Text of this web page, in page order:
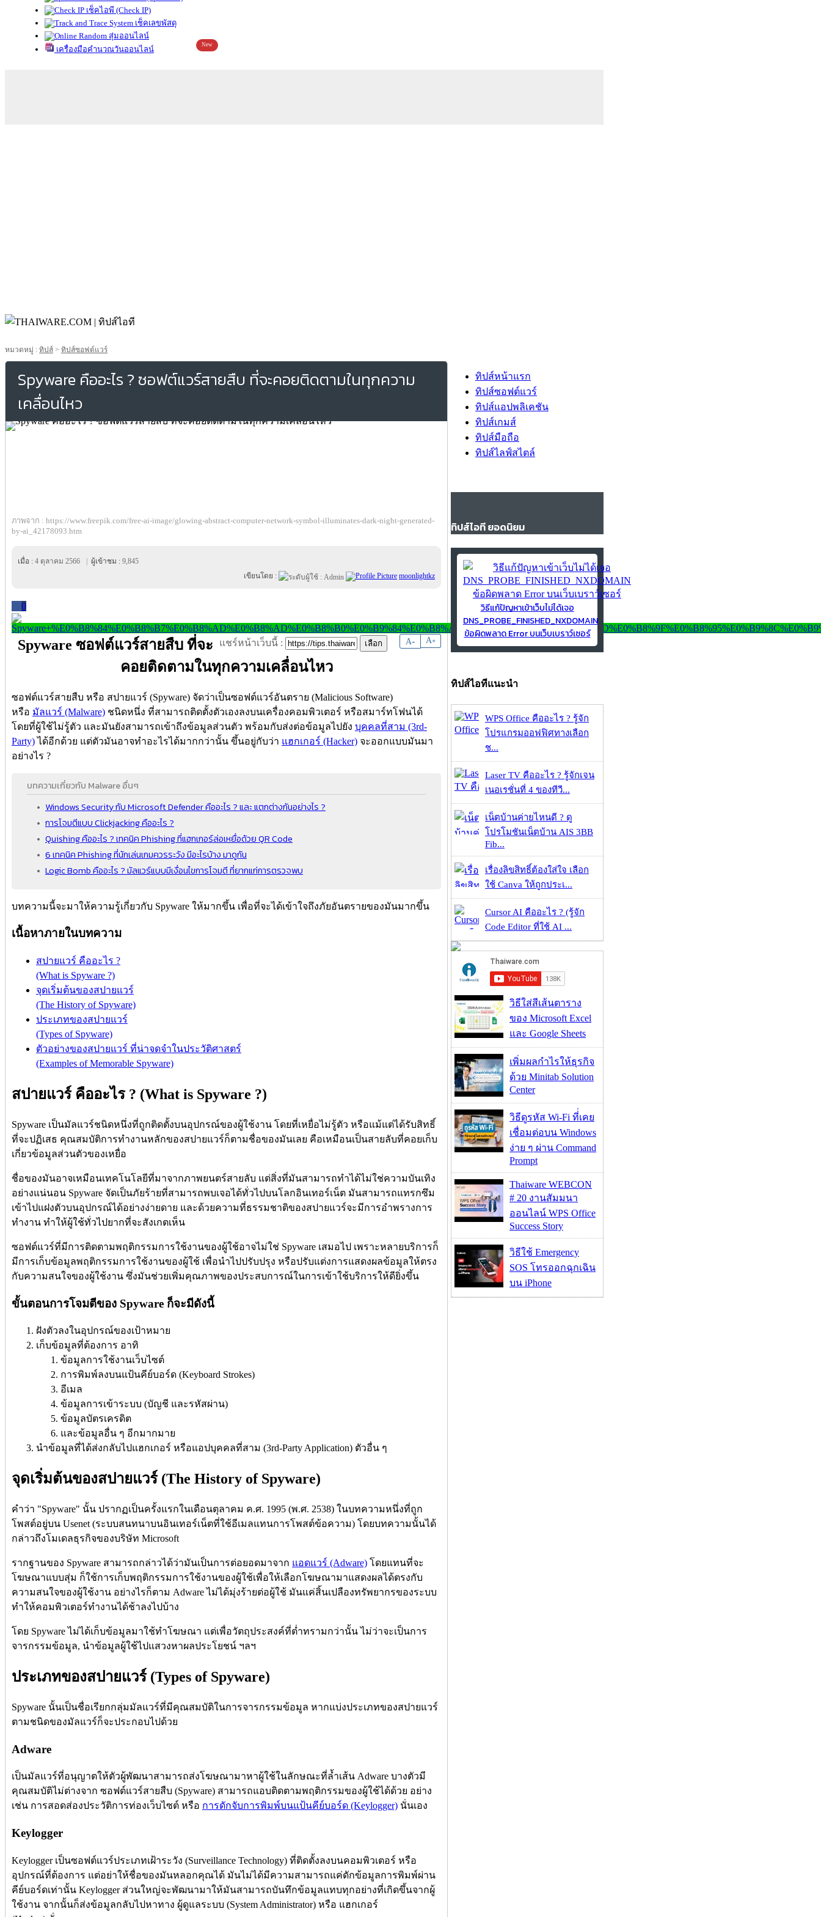
เช็คไอพี (Check IP)
เช็คเลขพัสดุ
สุ่มออนไลน์
เครื่องมือคำนวณวันออนไลน์
New
หมวดหมู่ : ทิปส์ > ทิปส์ซอฟต์แวร์
Spyware คืออะไร ? ซอฟต์แวร์สายสืบ ที่จะคอยติดตามในทุกความ
เคลื่อนไหว
ภาพจาก : https://www.freepik.com/free-ai-image/glowing-abstract-computer-network-symbol-illuminates-dark-night-generated-
by-ai_42178093.htm
เมื่อ : 4 ตุลาคม 2566 ผู้เข้าชม : 9,845
เขียนโดย :
moonlightkz
0
A- A+
แชร์หน้าเว็บนี้ :
Spyware ซอฟต์แวร์สายสืบ ที่จะ
คอยติดตามในทุกความเคลื่อนไหว
ซอฟต์แวร์สายสืบ หรือ สปายแวร์ (Spyware) จัดว่าเป็นซอฟต์แวร์อันตราย (Malicious Software)
หรือ มัลแวร์ (Malware) ชนิดหนึ่ง ที่สามารถติดตั้งตัวเองลงบนเครื่องคอมพิวเตอร์ หรือสมาร์ทโฟนได้
โดยที่ผู้ใช้ไม่รู้ตัว และมันยังสามารถเข้าถึงข้อมูลส่วนตัว พร้อมกับส่งต่อข้อมูลไปยัง บุคคลที่สาม (3rd-
Party)ได้อีกด้วย แต่ตัวมันอาจทำอะไรได้มากกว่านั้น ขึ้นอยู่กับว่า แฮกเกอร์ (Hacker) จะออกแบบมันมา
อย่างไร ?
บทความเกี่ยวกับ Malware อื่นๆ
Windows Security กับ Microsoft Defender คืออะไร ? และ แตกต่างกันอย่างไร ?
การโจมตีแบบ Clickjacking คืออะไร ?
Quishing คืออะไร ? เทคนิค Phishing ที่แฮกเกอร์ล่อเหยื่อด้วย QR Code
6 เทคนิค Phishing ที่นักเล่นเกมควรระวัง มีอะไรบ้าง มาดูกัน
Logic Bomb คืออะไร ? มัลแวร์แบบมีเงื่อนไขการโจมตี ที่ยากแก่การตรวจพบ
บทความนี้จะมาให้ความรู้เกี่ยวกับ Spyware ให้มากขึ้น เพื่อที่จะได้เข้าใจถึงภัยอันตรายของมันมากขึ้น
เนื้อหาภายในบทความ
สปายแวร์ คืออะไร ?
(What is Spyware ?)
จุดเริ่มต้นของสปายแวร์
(The History of Spyware)
ประเภทของสปายแวร์
(Types of Spyware)
ตัวอย่างของสปายแวร์ ที่น่าจดจำในประวัติศาสตร์
(Examples of Memorable Spyware)
สปายแวร์ คืออะไร ? (What is Spyware ?)
Spyware เป็นมัลแวร์ชนิดหนึ่งที่ถูกติดตั้งบนอุปกรณ์ของผู้ใช้งาน โดยที่เหยื่อไม่รู้ตัว หรือแม้แต่ได้รับสิทธิ์
ที่จะปฏิเสธ คุณสมบัติการทำงานหลักของสปายแวร์ก็ตามชื่อของมันเลย คือเหมือนเป็นสายลับที่คอยเก็บ
เกี่ยวข้อมูลส่วนตัวของเหยื่อ
ชื่อของมันอาจเหมือนเทคโนโลยีที่มาจากภาพยนตร์สายลับ แต่สิ่งที่มันสามารถทำได้ไม่ใช่ความบันเทิง
อย่างแน่นอน Spyware จัดเป็นภัยร้ายที่สามารถพบเจอได้ทั่วไปบนโลกอินเทอร์เน็ต มันสามารถแทรกซึม
เข้าไปแฝงตัวบนอุปกรณ์ได้อย่างง่ายดาย และด้วยความที่ธรรมชาติของสปายแวร์จะมีการอำพรางการ
ทำงาน ทำให้ผู้ใช้ทั่วไปยากที่จะสังเกตเห็น
ซอฟต์แวร์ที่มีการติดตามพฤติกรรมการใช้งานของผู้ใช้อาจไม่ใช่ Spyware เสมอไป เพราะหลายบริการก็
มีการเก็บข้อมูลพฤติกรรมการใช้งานของผู้ใช้ เพื่อนำไปปรับปรุง หรือปรับแต่งการแสดงผลข้อมูลให้ตรง
กับความสนใจของผู้ใช้งาน ซึ่งมันช่วยเพิ่มคุณภาพของประสบการณ์ในการเข้าใช้บริการให้ดียิ่งขึ้น
ขั้นตอนการโจมตีของ Spyware ก็จะมีดังนี้
ฝังตัวลงในอุปกรณ์ของเป้าหมาย
เก็บข้อมูลที่ต้องการ อาทิ
ข้อมูลการใช้งานเว็บไซต์
การพิมพ์ลงบนแป้นคีย์บอร์ด (Keyboard Strokes)
อีเมล
ข้อมูลการเข้าระบบ (บัญชี และรหัสผ่าน)
ข้อมูลบัตรเครดิต
และข้อมูลอื่น ๆ อีกมากมาย
นำข้อมูลที่ได้ส่งกลับไปแฮกเกอร์ หรือแอปบุคคลที่สาม (3rd-Party Application) ตัวอื่น ๆ
จุดเริ่มต้นของสปายแวร์ (The History of Spyware)
คำว่า "Spyware" นั้น ปรากฏเป็นครั้งแรกในเดือนตุลาคม ค.ศ. 1995 (พ.ศ. 2538) ในบทความหนึ่งที่ถูก
โพสต์อยู่บน Usenet (ระบบสนทนาบนอินเทอร์เน็ตที่ใช้อีเมลแทนการโพสต์ข้อความ) โดยบทความนั้นได้
กล่าวถึงโมเดลธุรกิจของบริษัท Microsoft
รากฐานของ Spyware สามารถกล่าวได้ว่ามันเป็นการต่อยอดมาจาก แอดแวร์ (Adware) โดยแทนที่จะ
โฆษณาแบบสุ่ม ก็ใช้การเก็บพฤติกรรมการใช้งานของผู้ใช้เพื่อให้เลือกโฆษณามาแสดงผลได้ตรงกับ
ความสนใจของผู้ใช้งาน อย่างไรก็ตาม Adware ไม่ได้มุ่งร้ายต่อผู้ใช้ มันแค่สิ้นเปลืองทรัพยากรของระบบ
ทำให้คอมพิวเตอร์ทำงานได้ช้าลงไปบ้าง
โดย Spyware ไม่ได้เก็บข้อมูลมาใช้ทำโฆษณา แต่เพื่อวัตถุประสงค์ที่ต่ำทรามกว่านั้น ไม่ว่าจะเป็นการ
จารกรรมข้อมูล, นำข้อมูลผู้ใช้ไปแสวงหาผลประโยชน์ ฯลฯ
ประเภทของสปายแวร์ (Types of Spyware)
Spyware นั้นเป็นชื่อเรียกกลุ่มมัลแวร์ที่มีคุณสมบัติในการจารกรรมข้อมูล หากแบ่งประเภทของสปายแวร์
ตามชนิดของมัลแวร์ก็จะประกอบไปด้วย
Adware
เป็นมัลแวร์ที่อนุญาตให้ตัวผู้พัฒนาสามารถส่งโฆษณามาหาผู้ใช้ในลักษณะที่ล้ำเส้น Adware บางตัวมี
คุณสมบัติไม่ต่างจาก ซอฟต์แวร์สายสืบ (Spyware) สามารถแอบติดตามพฤติกรรมของผู้ใช้ได้ด้วย อย่าง
เช่น การสอดส่องประวัติการท่องเว็บไซต์ หรือ การดักจับการพิมพ์บนแป้นคีย์บอร์ด (Keylogger) นั่นเอง
Keylogger
Keylogger เป็นซอฟต์แวร์ประเภทเฝ้าระวัง (Surveillance Technology) ที่ติดตั้งลงบนคอมพิวเตอร์ หรือ
อุปกรณ์ที่ต้องการ แต่อย่าให้ชื่อของมันหลอกคุณได้ มันไม่ได้มีความสามารถแค่ดักข้อมูลการพิมพ์ผ่าน
คีย์บอร์ดเท่านั้น Keylogger ส่วนใหญ่จะพัฒนามาให้มันสามารถบันทึกข้อมูลแทบทุกอย่างที่เกิดขึ้นจากผู้
ใช้งาน จากนั้นก็ส่งข้อมูลกลับไปหาทาง ผู้ดูแลระบบ (System Administrator) หรือ แฮกเกอร์
ทิปส์หน้าแรก
ทิปส์ซอฟต์แวร์
ทิปส์แอปพลิเคชัน
ทิปส์เกมส์
ทิปส์มือถือ
ทิปส์ไลฟ์สไตล์
ทิปส์ไอที ยอดนิยม
วิธีแก้ปัญหาเข้าเว็บไม่ได้เจอ
DNS_PROBE_FINISHED_NXDOMAIN
ข้อผิดพลาด Error บนเว็บเบราว์เซอร์
ทิปส์ไอทีแนะนำ
WPS Office คืออะไร ? รู้จัก
โปรแกรมออฟฟิศทางเลือก
ช...
Laser TV คืออะไร ? รู้จักเจน
เนอเรชั่นที่ 4 ของทีวี...
เน็ตบ้านค่ายไหนดี ? ดู
โปรโมชันเน็ตบ้าน AIS 3BB
Fib...
เรื่องลิขสิทธิ์ต้องใส่ใจ เลือก
ใช้ Canva ให้ถูกประเ...
Cursor AI คืออะไร ? (รู้จัก
Code Editor ที่ใช้ AI ...
วิธีใส่สีเส้นตาราง
ของ Microsoft Excel
และ Google Sheets
เพิ่มผลกำไรให้ธุรกิจ
ด้วย Minitab Solution
Center
วิธีดูรหัส Wi-Fi ที่่เคย
เชื่อมต่อบน Windows
ง่าย ๆ ผ่าน Command
Prompt
Thaiware WEBCON
# 20 งานสัมมนา
ออนไลน์ WPS Office
Success Story
วิธีใช้ Emergency
SOS โทรออกฉุกเฉิน
บน iPhone